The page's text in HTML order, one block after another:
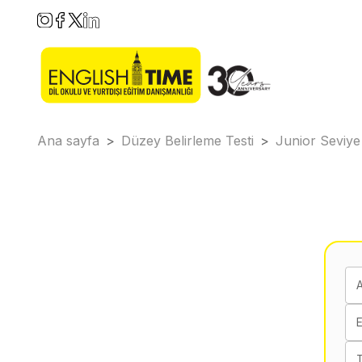
Ana sayfa > Düzey Belirleme Testi > Junior Seviye